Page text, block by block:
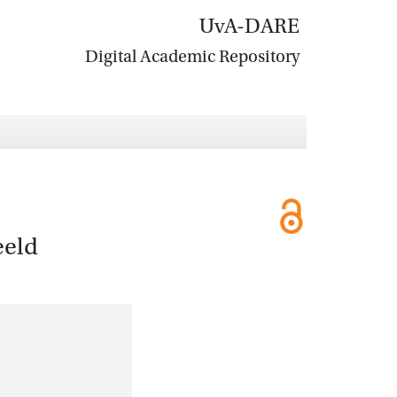
UvA-DARE
Digital Academic Repository